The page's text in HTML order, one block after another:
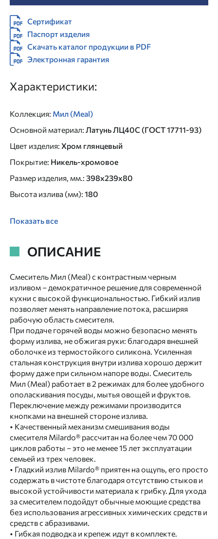
Сертификат
Паспорт изделия
Скачать каталог продукции в PDF
Электронная гарантия
Характеристики:
Коллекция: Мил (Meal)
Основной материал: Латунь ЛЦ40C (ГОСТ 17711-93)
Цвет изделия: Хром глянцевый
Покрытие: Никель-хромовое
Размер изделия, мм.: 398x239x80
Высота излива (мм): 180
Показать все
ОПИСАНИЕ
Смеситель Мил (Meal) с контрастным черным
изливом – демократичное решение для современной
кухни с высокой функциональностью. Гибкий излив
позволяет менять направление потока, расширяя
рабочую область смесителя.
При подаче горячей воды можно безопасно менять
форму излива, не обжигая руки: благодаря внешней
оболочке из термостойкого силикона. Усиленная
стальная конструкция внутри излива хорошо держит
форму даже при сильном напоре воды. Смеситель
Мил (Meal) работает в 2 режимах для более удобного
ополаскивания посуды, мытья овощей и фруктов.
Переключение между режимами производится
кнопками на внешней стороне излива.
• Качественный механизм смешивания воды
смесителя Milardo® рассчитан на более чем 70 000
циклов работы – это не менее 15 лет эксплуатации
семьей из трех человек.
• Гладкий излив Milardo® приятен на ощупь, его просто
содержать в чистоте благодаря отсутствию стыков и
высокой устойчивости материала к грибку. Для ухода
за смесителем подойдут обычные моющие средства
без использования агрессивных химических средств и
средств с абразивами.
• Гибкая подводка и крепеж идут в комплекте.